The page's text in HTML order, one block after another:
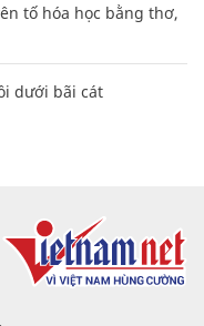
tố hóa học bằng thơ,
dưới bãi cát